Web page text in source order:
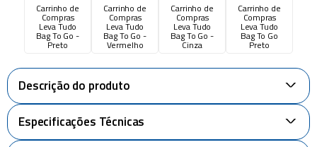
Carrinho de
Compras
Leva Tudo
Bag To Go -
Preto
Carrinho de
Compras
Leva Tudo
Bag To Go -
Vermelho
Carrinho de
Compras
Leva Tudo
Bag To Go -
Cinza
Carrinho de
Compras
Leva Tudo
Bag To Go
Preto
Descrição do produto
+
Especificações Técnicas
+